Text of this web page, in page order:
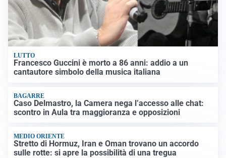
LUTTO
Francesco Guccini è morto a 86 anni: addio a un
cantautore simbolo della musica italiana
BAGARRE
Caso Delmastro, la Camera nega l’accesso alle chat:
scontro in Aula tra maggioranza e opposizioni
MEDIO ORIENTE
Stretto di Hormuz, Iran e Oman trovano un accordo
sulle rotte: si apre la possibilità di una tregua